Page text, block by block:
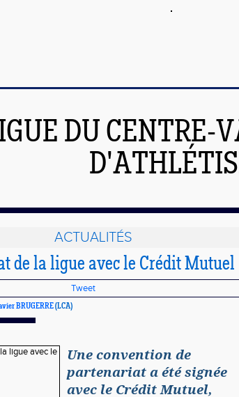
DU CENTRE-
ACTUALITÉS
de la ligue avec le Crédit Mutuel
Tweet
BRUGERRE(LCA)
Une convention de
partenariat a été signée
avec le Crédit Mutuel,